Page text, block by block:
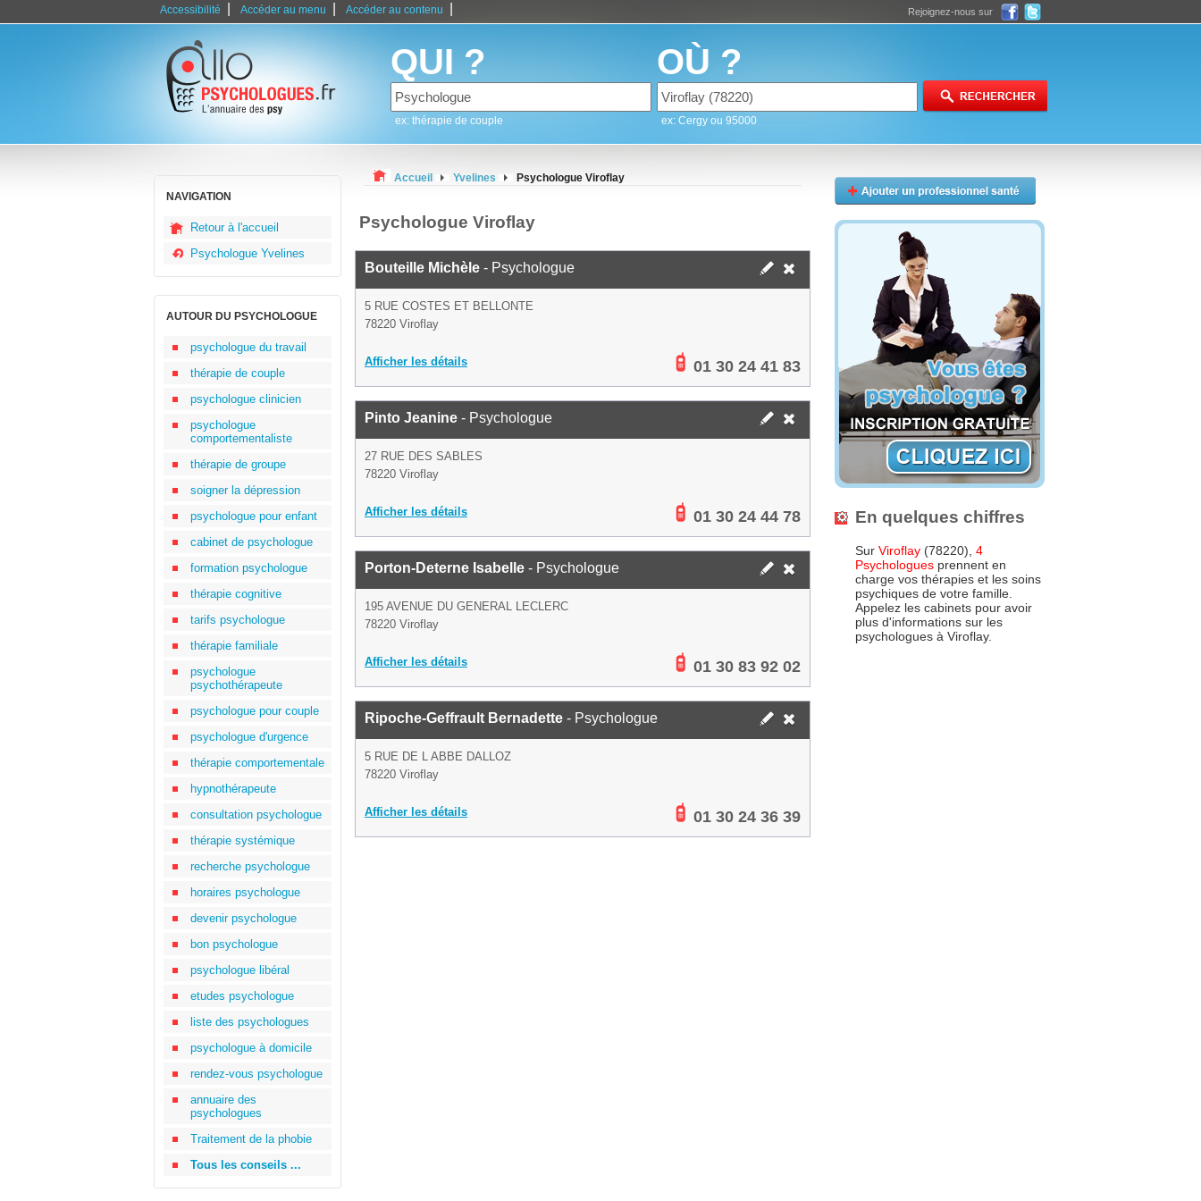
Accessibilité Accéder au menu Accéder au contenu Rejoignez-nous sur
QUI ?
ex: thérapie de couple
OÙ ?
ex: Cergy ou 95000
NAVIGATION
Retour à l'accueil
Psychologue Yvelines
AUTOUR DU PSYCHOLOGUE
psychologue du travail
thérapie de couple
psychologue clinicien
psychologue
comportementaliste
thérapie de groupe
soigner la dépression
psychologue pour enfant
cabinet de psychologue
formation psychologue
thérapie cognitive
tarifs psychologue
thérapie familiale
psychologue
psychothérapeute
psychologue pour couple
psychologue d'urgence
thérapie comportementale
hypnothérapeute
consultation psychologue
thérapie systémique
recherche psychologue
horaires psychologue
devenir psychologue
bon psychologue
psychologue libéral
etudes psychologue
liste des psychologues
psychologue à domicile
rendez-vous psychologue
annuaire des
psychologues
Traitement de la phobie
Tous les conseils ...
Accueil Yvelines Psychologue Viroflay
Psychologue Viroflay
Bouteille Michèle - Psychologue
5 RUE COSTES ET BELLONTE
78220 Viroflay
Afficher les détails 01 30 24 41 83
Pinto Jeanine - Psychologue
27 RUE DES SABLES
78220 Viroflay
Afficher les détails 01 30 24 44 78
Porton-Deterne Isabelle - Psychologue
195 AVENUE DU GENERAL LECLERC
78220 Viroflay
Afficher les détails 01 30 83 92 02
Ripoche-Geffrault Bernadette - Psychologue
5 RUE DE L ABBE DALLOZ
78220 Viroflay
Afficher les détails 01 30 24 36 39
En quelques chiffres
Sur Viroflay (78220), 4
Psychologues prennent en
charge vos thérapies et les soins
psychiques de votre famille.
Appelez les cabinets pour avoir
plus d'informations sur les
psychologues à Viroflay.